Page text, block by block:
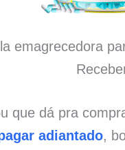
emagrecedora
que dá pra
adiantado,